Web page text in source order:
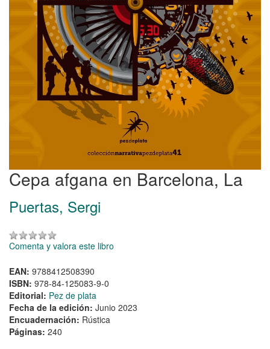
Cepa afgana en Barcelona, La
Puertas, Sergi
Comenta y valora este libro
EAN: 9788412508390
ISBN: 978-84-125083-9-0
Editorial: Pez de plata
Fecha de la edición: Junio 2023
Encuadernación: Rústica
Páginas: 240